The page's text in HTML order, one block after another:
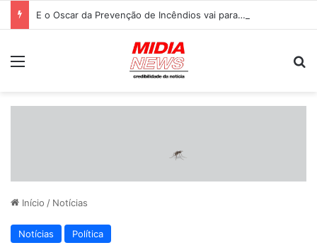
Início / Notícias
Notícias Política